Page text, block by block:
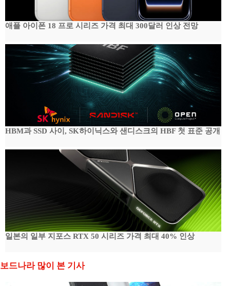
애플 아이폰 18 프로 시리즈 가격 최대 300달러 인상 전망
HBM과 SSD 사이, SK하이닉스와 샌디스크의 HBF 첫 표준 공개
일본의 일부 지포스 RTX 50 시리즈 가격 최대 40% 인상
보드나라 많이 본 기사